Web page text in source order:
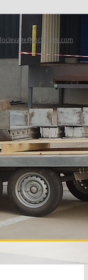
loclevage@loclevage.com